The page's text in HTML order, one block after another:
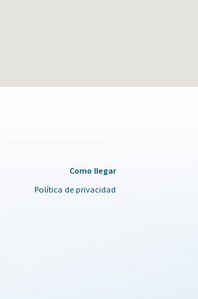
Como llegar
Política de privacidad